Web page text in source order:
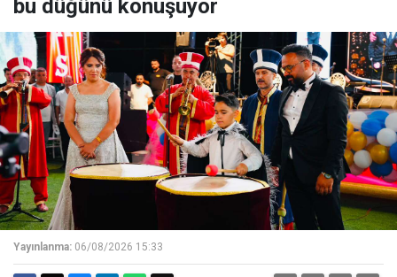
bu düğünü konuşuyor
Yayınlanma: 06/08/2026 15:33